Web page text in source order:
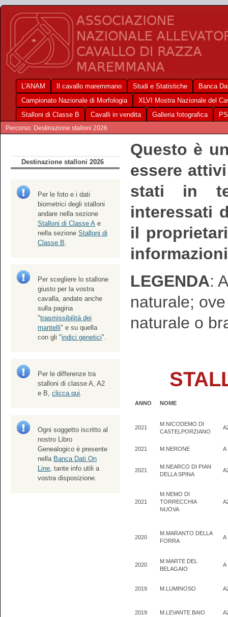
L'ANAM Il cavallo maremmano Studi e Statistiche
Banca
Campionato Nazionale di Morfologia
XLVI Mostra Nazionale del
Stalloni di Classe B
Cavalli in vendita Galleria fotografica
Percorso: Destinazione stalloni 2026
Destinazione stalloni 2026
Per le foto e i dati
biometrici degli stalloni
andare nella sezione
Stalloni di Classe A e
nella sezioneStalloni di
Classe B.
Per scegliere lo stallone
giusto per la vostra
cavalla, andate anche
sulla pagina
"trasmissibilità dei
mantelli" e su quella
con gli "indici genetici".
Per le differenze tra
stalloni di classe A, A2
e B,clicca qui.
Ogni soggetto iscritto al
nostro Libro
Genealogico è presente
nella Banca Dati On
Line, tante info utili a
vostra disposizione.
Questo è
essere
stati in
interessati
il
LEGENDA:
naturale;
naturale o
ANNO NOME
2021
M.NICODEMO DI
CASTELPORZIANO
2021 M.NERONE A
2021
M.NEARCO DI PIAN
DELLA SPINA
2021
M.NEMO DI
TORRECCHIA
NUOVA
2020
M.MARANTO DELLA
FORRA
A
2020
M.MARTE DEL
BELAGAIO
A
2019 M.LUMINOSO
2019 M.LEVANTE BAIO